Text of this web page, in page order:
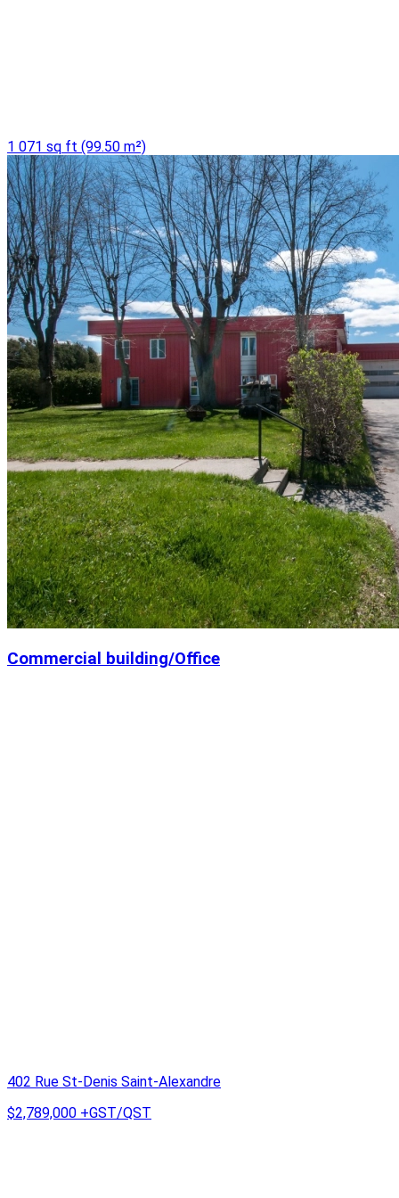
1 071 sq ft (99.50 m²)
Commercial building/Office
402 Rue St-Denis Saint-Alexandre
$2,789,000 +GST/QST